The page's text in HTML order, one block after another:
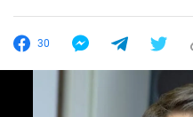
30